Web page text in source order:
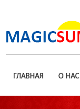
ГЛАВНАЯ О НАС